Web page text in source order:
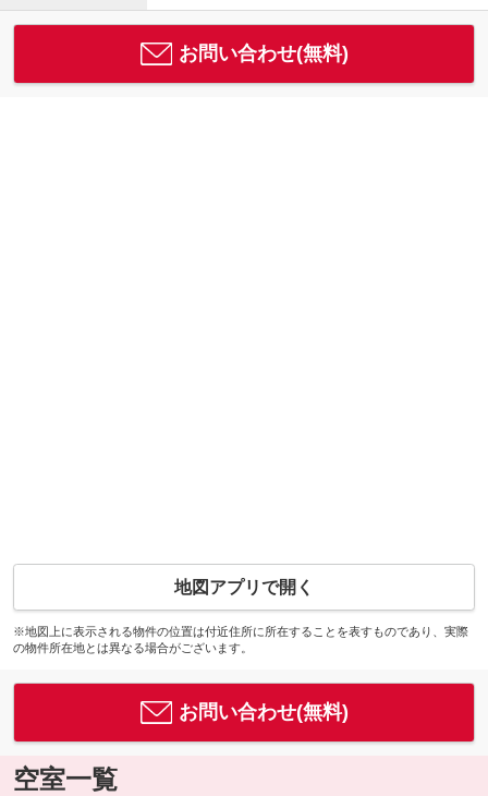
お問い合わせ(無料)
地図アプリで開く
※地図上に表示される物件の位置は付近住所に所在することを表すものであり、実際
の物件所在地とは異なる場合がございます。
お問い合わせ(無料)
空室一覧